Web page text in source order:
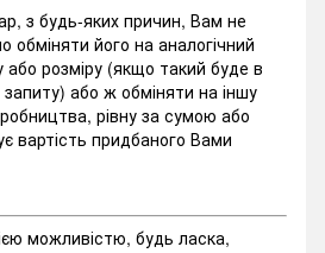
з будь-яких причин, Вам не
його на аналогічний
або розміру (якщо такий буде в
або ж обміняти на іншу
рівну за сумою або
вартість придбаного Вами
можливістю, будь ласка,